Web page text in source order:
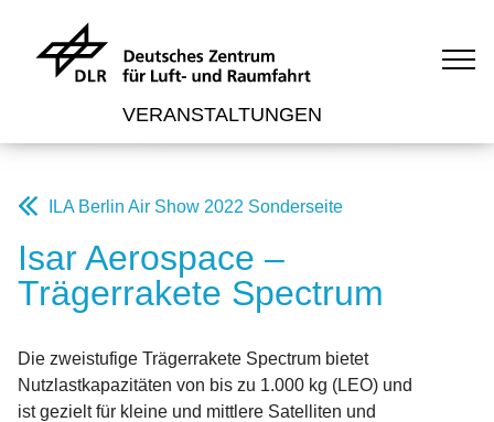
VERANSTALTUNGEN
ILA Berlin Air Show 2022 Sonderseite
Isar Aerospace –
Trägerrakete Spectrum
Die zweistufige Trägerrakete Spectrum bietet
Nutzlastkapazitäten von bis zu 1.000 kg (LEO) und
ist gezielt für kleine und mittlere Satelliten und